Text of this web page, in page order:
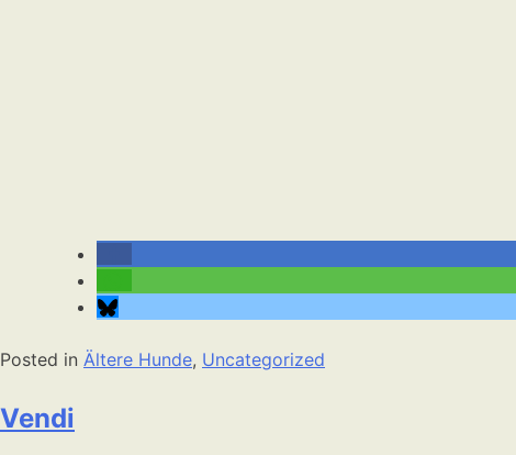
Posted in Ältere Hunde, Uncategorized
Vendi